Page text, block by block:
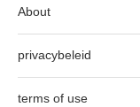
About
privacybeleid
terms of use